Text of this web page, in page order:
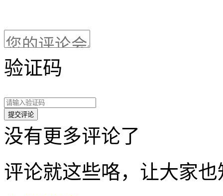
验证码
没有更多评论了
评论就这些咯，让大家